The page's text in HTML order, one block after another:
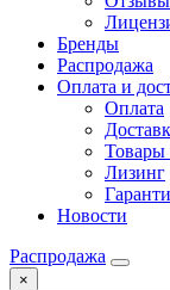
Бренды
Распродажа
Оплата и
Оплата
Товары
Лизинг
Новости
Распродажа
×